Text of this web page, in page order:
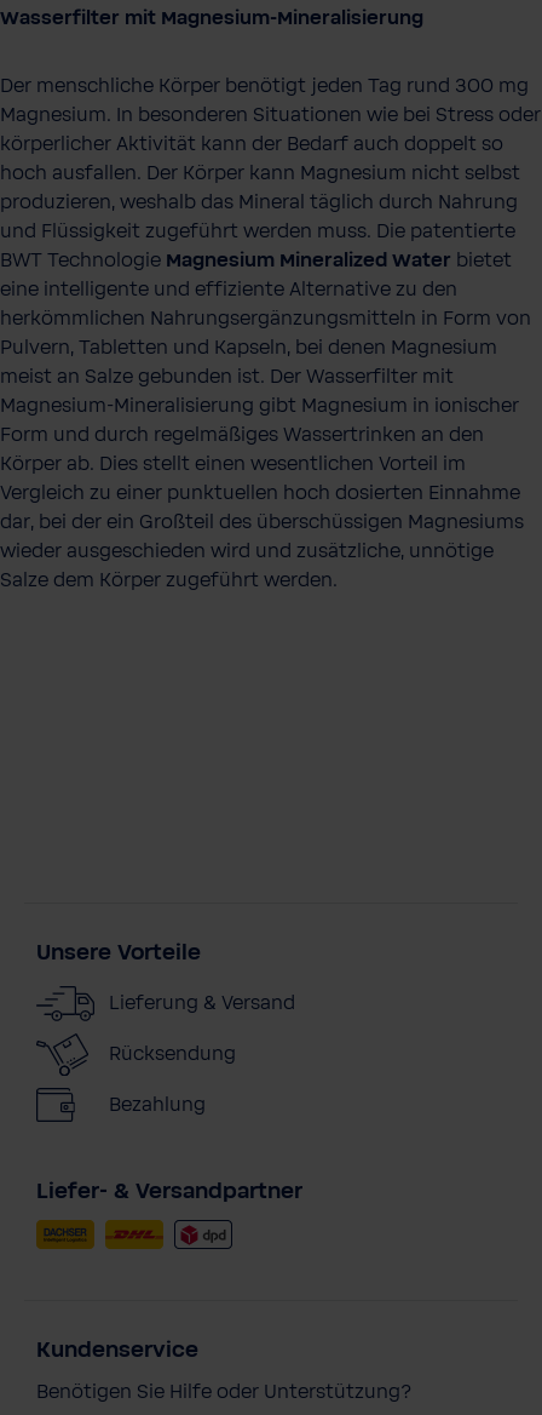
Wasserfilter mit Magnesium-Mineralisierung
Der menschliche Körper benötigt jeden Tag rund 300 mg
Magnesium. In besonderen Situationen wie bei Stress oder
körperlicher Aktivität kann der Bedarf auch doppelt so
hoch ausfallen. Der Körper kann Magnesium nicht selbst
produzieren, weshalb das Mineral täglich durch Nahrung
und Flüssigkeit zugeführt werden muss. Die patentierte
BWT Technologie Magnesium Mineralized Water bietet
eine intelligente und effiziente Alternative zu den
herkömmlichen Nahrungsergänzungsmitteln in Form von
Pulvern, Tabletten und Kapseln, bei denen Magnesium
meist an Salze gebunden ist. Der Wasserfilter mit
Magnesium-Mineralisierung gibt Magnesium in ionischer
Form und durch regelmäßiges Wassertrinken an den
Körper ab. Dies stellt einen wesentlichen Vorteil im
Vergleich zu einer punktuellen hoch dosierten Einnahme
dar, bei der ein Großteil des überschüssigen Magnesiums
wieder ausgeschieden wird und zusätzliche, unnötige
Salze dem Körper zugeführt werden.
Unsere Vorteile
Lieferung & Versand
Rücksendung
Bezahlung
Liefer- & Versandpartner
Kundenservice
Benötigen Sie Hilfe oder Unterstützung?